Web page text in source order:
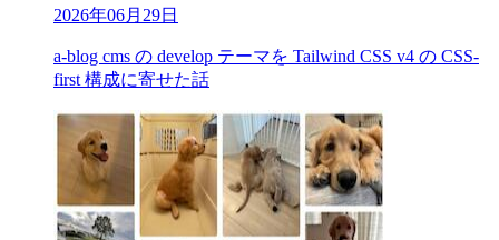
2026年06月29日
a-blog cms の develop テーマを Tailwind CSS v4 の CSS-
first 構成に寄せた話